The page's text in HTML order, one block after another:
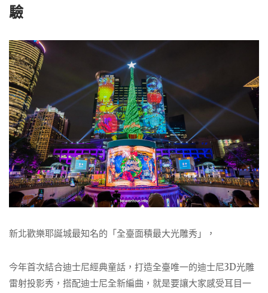
驗
新北歡樂耶誕城最知名的「全臺面積最大光雕秀」，
今年首次結合迪士尼經典童話，打造全臺唯一的迪士尼3D光雕
雷射投影秀，搭配迪士尼全新編曲，就是要讓大家感受耳目一